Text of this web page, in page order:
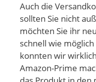
Auch die
sollten Sie nicht
möchten Sie ihr
schnell wie
konnten wir
Amazon-Prime